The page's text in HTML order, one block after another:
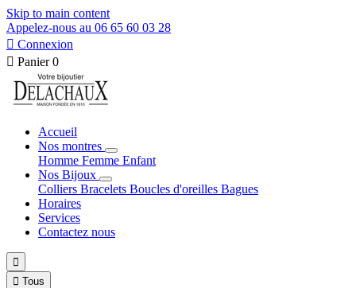
Skip to main content
Appelez-nous au 06 65 60 03 28
 Connexion
 Panier 0
Accueil
Nos montres
Homme Femme Enfant
Nos Bijoux
Colliers Bracelets Boucles d'oreilles Bagues
Horaires
Services
Contactez nous

 Tous